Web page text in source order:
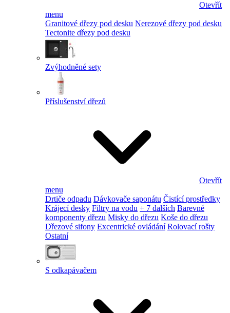
Otevřít
menu
Granitové dřezy pod desku Nerezové dřezy pod desku
Tectonite dřezy pod desku
Zvýhodněné sety
Příslušenství dřezů
Otevřít
menu
Drtiče odpadu Dávkovače saponátu Čistící prostředky
Krájecí desky Filtry na vodu + 7 dalších Barevné
komponenty dřezu Misky do dřezu Koše do dřezu
Dřezové sifony Excentrické ovládání Rolovací rošty
Ostatní
S odkapávačem